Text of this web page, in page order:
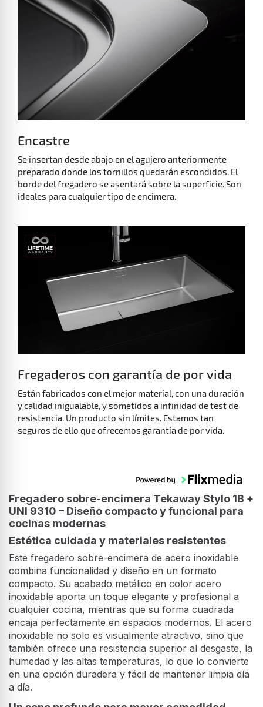
Se insertan desde abajo en el agujero anteriormente
preparado donde los tornillos quedarán escondidos. El
borde del fregadero se asentará sobre la superficie. Son
Fregaderos con garantía de por vida
Están fabricados con el mejor material, con una duración
y calidad inigualable, y sometidos a infinidad de test de
resistencia. Un producto sin límites. Estamos tan
Fregadero sobre-encimera Tekaway Stylo 1B +
UNI 9310 – Diseño compacto y funcional para
cocinas modernas
Estética cuidada y materiales resistentes
Este fregadero sobre-encimera de acero inoxidable
combina funcionalidad y diseño en un formato
compacto. Su acabado metálico en color acero
inoxidable aporta un toque elegante y profesional a
cualquier cocina, mientras que su forma cuadrada
encaja perfectamente en espacios modernos. El acero
inoxidable no solo es visualmente atractivo, sino que
también ofrece una resistencia superior al desgaste, la
humedad y las altas temperaturas, lo que lo convierte
en una opción duradera y fácil de mantener limpia día